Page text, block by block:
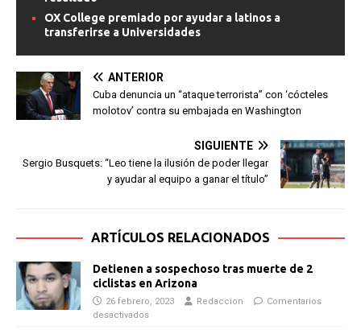
OX College premiado por ayudar a latinos a
transferirse a Universidades
ANTERIOR
Cuba denuncia un “ataque terrorista” con ‘cócteles
molotov’ contra su embajada en Washington
SIGUIENTE
Sergio Busquets: “Leo tiene la ilusión de poder llegar
y ayudar al equipo a ganar el título”
ARTÍCULOS RELACIONADOS
Detienen a sospechoso tras muerte de 2
ciclistas en Arizona
26 febrero, 2023 Redaccion
Comentarios
desactivados